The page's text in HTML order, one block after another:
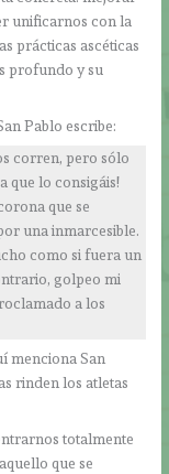
unificarnos con la
prácticas ascéticas
profundo y su
Pablo escribe:
corren, pero sólo
que lo consigáis!
que se
una inmarcesible.
como si fuera un
golpeo mi
a los
menciona San
rinden los atletas
totalmente
que se